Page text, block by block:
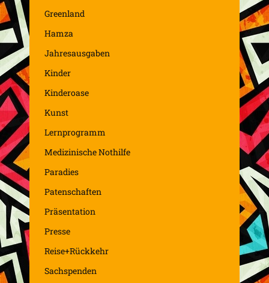
Greenland
Hamza
Jahresausgaben
Kinder
Kinderoase
Kunst
Lernprogramm
Medizinische Nothilfe
Paradies
Patenschaften
Präsentation
Presse
Reise+Rückkehr
Sachspenden